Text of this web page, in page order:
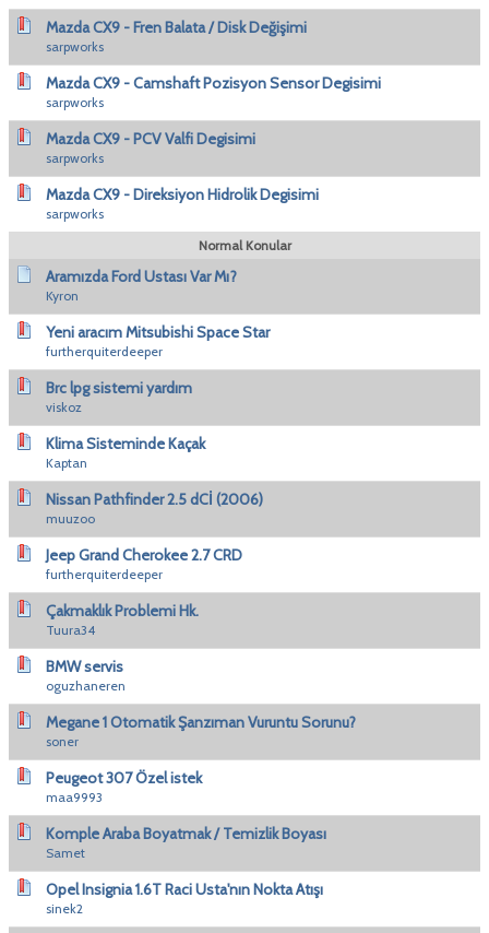
Mazda CX9 - Fren Balata / Disk Değişimi
sarpworks
Mazda CX9 - Camshaft Pozisyon Sensor Degisimi
sarpworks
Mazda CX9 - PCV Valfi Degisimi
sarpworks
Mazda CX9 - Direksiyon Hidrolik Degisimi
sarpworks
Normal Konular
Aramızda Ford Ustası Var Mı?
Kyron
Yeni aracım Mitsubishi Space Star
furtherquiterdeeper
Brc lpg sistemi yardım
viskoz
Klima Sisteminde Kaçak
Kaptan
Nissan Pathfinder 2.5 dCİ (2006)
muuzoo
Jeep Grand Cherokee 2.7 CRD
furtherquiterdeeper
Çakmaklık Problemi Hk.
Tuura34
BMW servis
oguzhaneren
Megane 1 Otomatik Şanzıman Vuruntu Sorunu?
soner
Peugeot 307 Özel istek
maa9993
Komple Araba Boyatmak / Temizlik Boyası
Samet
Opel Insignia 1.6T Raci Usta'nın Nokta Atışı
sinek2